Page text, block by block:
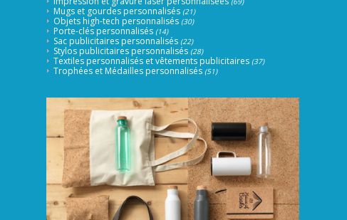
Mugs et gourdes personnalisés (21)
Objets high-tech personnalisés (30)
Porte-clés personnalisés (14)
Sac publicitaires personnalisés (22)
Stylos publicitaires personnalisés (28)
Textiles personnalisés et vêtements publicitaires (37)
Trophées et Médailles personnalisés (51)